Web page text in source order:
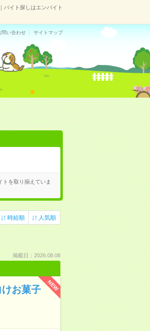
バイト探しはエンバイト
問い合わせ サイトマップ
トを取り揃えていま
時給順 人気順
掲載日：2026.08.08
NEW
お菓子